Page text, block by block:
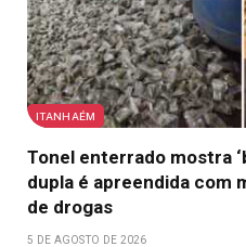
ITANHAÉM
Tonel enterrado mostra
dupla é apreendida com
de drogas
5 DE AGOSTO DE 2026